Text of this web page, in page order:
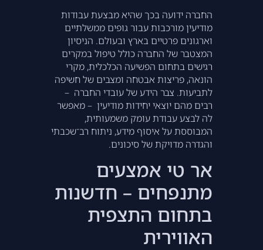
החברה ידועה בכך שהיא מבצעת עבודות
מודיעין מורכבות עבור גופים ממשלתיים
וארגונים פרטיים בארץ ובעולם. הניסיון
המצטבר של החברה כולל טיפול במקרים
רגישים בתחום הפשיעה הכלכלית, מקרי
הונאה, פריצות אבטחה ומצבים של חשיפה
לתביעות. צבר הידע של עובדי החברה –
רבים מהם יוצאי יחידות מודיעין – מאפשר
לה לבצע עבודת עומק משמעותית,
המבוססת על איסוף מידע, ניתוח רב־שכבתי
והגדרה מדויקת של סיכונים.
אר טי אמצעים
מתנפחים – חדשנות
בתחום התצפית
האווירית